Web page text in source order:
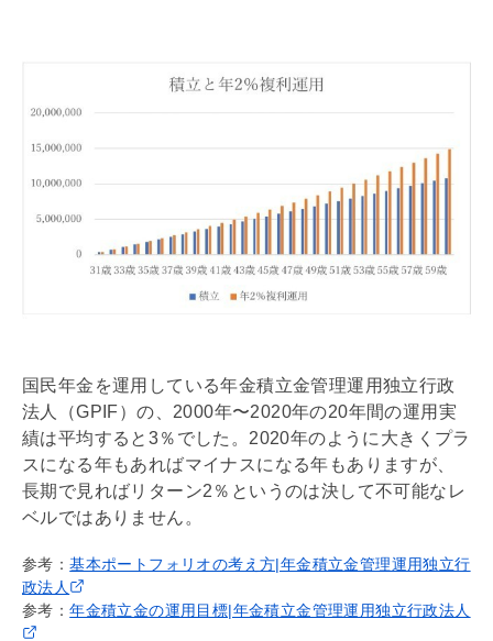
国民年金を運用している年金積立金管理運用独立行政
法人（GPIF）の、2000年〜2020年の20年間の運用実
績は平均すると3％でした。2020年のように大きくプラ
スになる年もあればマイナスになる年もありますが、
長期で見ればリターン2％というのは決して不可能なレ
ベルではありません。
参考：基本ポートフォリオの考え方|年金積立金管理運用独立行
政法人
参考：年金積立金の運用目標|年金積立金管理運用独立行政法人